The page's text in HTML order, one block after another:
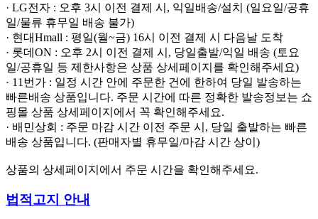
· LG전자 : 오후 3시 이전 결제 시, 익일배송/설치 (일요일/공휴
일/물류 휴무일 배송 불가)
· 현대Hmall : 평일(월~금) 16시 이전 결제 시 다음날 도착
· 롯데ON : 오후 2시 이전 결제 시, 당일출발/익일 배송 (토요
일/공휴일 등 제한사항은 상품 상세페이지를 확인해주세요)
· 11번가 : 일정 시간 안에 주문한 건에 한하여 당일 발송하는
빠른배송 상품입니다. 주문 시간에 따른 정확한 발송정보는 쇼
핑몰 상품 상세페이지에서 꼭 확인해주세요.
· 배민상회 : 주문 마감 시간 이전 주문 시, 당일 출발하는 빠른
배송 상품입니다. (판매자별 휴무일/마감 시간 상이)
상품의 상세페이지에서 주문 시간을 확인해주세요.
법적고지 안내